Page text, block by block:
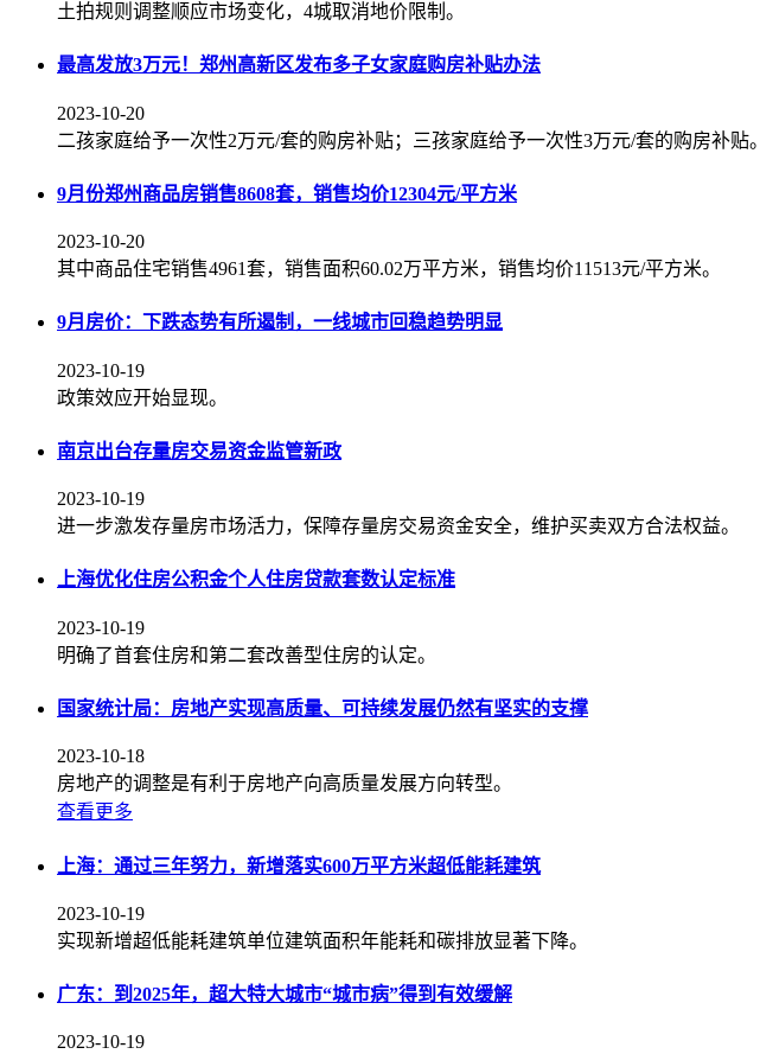
土拍规则调整顺应市场变化，4城取消地价限制。
最高发放3万元！郑州高新区发布多子女家庭购房补贴办法
2023-10-20
二孩家庭给予一次性2万元/套的购房补贴；三孩家庭给予一次性3万元/套的购房补贴。
9月份郑州商品房销售8608套，销售均价12304元/平方米
2023-10-20
其中商品住宅销售4961套，销售面积60.02万平方米，销售均价11513元/平方米。
9月房价：下跌态势有所遏制，一线城市回稳趋势明显
2023-10-19
政策效应开始显现。
南京出台存量房交易资金监管新政
2023-10-19
进一步激发存量房市场活力，保障存量房交易资金安全，维护买卖双方合法权益。
上海优化住房公积金个人住房贷款套数认定标准
2023-10-19
明确了首套住房和第二套改善型住房的认定。
国家统计局：房地产实现高质量、可持续发展仍然有坚实的支撑
2023-10-18
房地产的调整是有利于房地产向高质量发展方向转型。
查看更多
上海：通过三年努力，新增落实600万平方米超低能耗建筑
2023-10-19
实现新增超低能耗建筑单位建筑面积年能耗和碳排放显著下降。
广东：到2025年，超大特大城市“城市病”得到有效缓解
2023-10-19